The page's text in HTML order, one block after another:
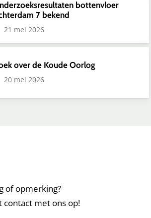
bottenvloer
7 bekend
21 mei 2026
over de Koude Oorlog
20 mei 2026
of opmerking?
contact met ons op!